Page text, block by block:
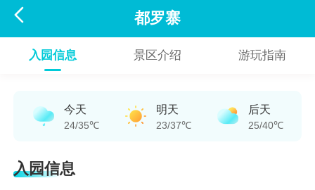
 都罗寨
入园信息 景区介绍 游玩指南
今天
24/35℃
明天
23/37℃
后天
25/40℃
入园信息